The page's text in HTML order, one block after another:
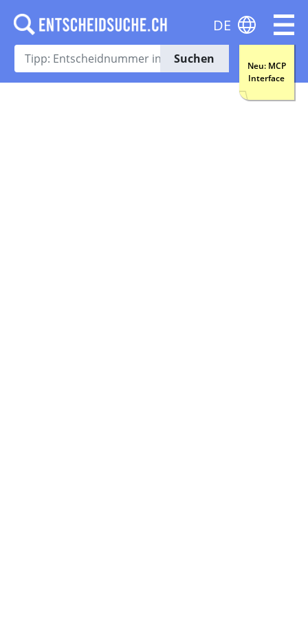
Suchen
Neu: MCP
Interface
DE